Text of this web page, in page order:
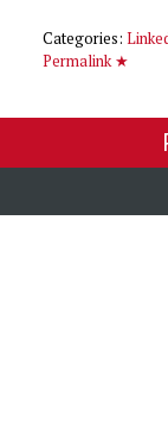
Categories:
Permalink ★